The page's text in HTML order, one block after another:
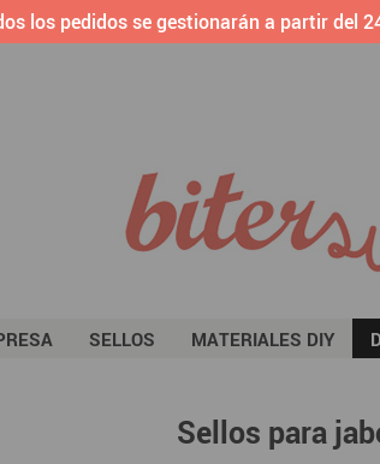
los pedidos se gestionarán a partir del
SELLOS MATERIALES DIY
Sellos para